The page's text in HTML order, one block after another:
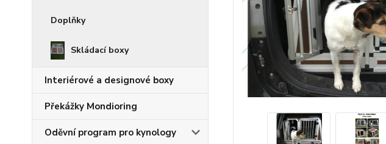
Doplňky
Skládací boxy
Interiérové a designové boxy
Překážky Mondioring
Oděvní program pro kynology